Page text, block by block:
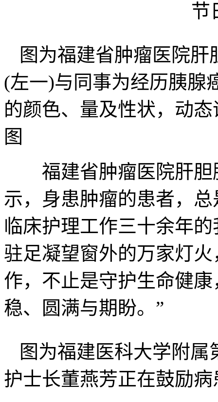
节
图为福建省肿瘤医院
(左一)与同事为经历胰腺
的颜色、量及性状，动
图
福建省肿瘤医院肝胆
示，身患肿瘤的患者，
临床护理工作三十余年
驻足凝望窗外的万家灯
作，不止是守护生命健
稳、圆满与期盼。”
图为福建医科大学附
护士长董燕芳正在鼓励